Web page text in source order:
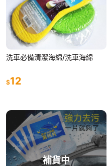
洗車必備清潔海綿/洗車海綿
$12
補貨中